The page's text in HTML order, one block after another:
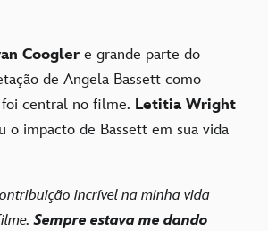
Coogler e grande parte do
de Angela Bassett como
foi central no filme. Letitia Wright
o impacto de Bassett em sua vida
incrível na minha vida
Sempre estava me dando